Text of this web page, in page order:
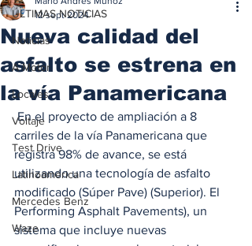
ÚLTIMAS NOTICIAS
Noticias
A Motor
Locales
Voltaje
Test Drive
Latinoamérica
Mercedes Benz
Waze
Nueva calidad del
asfalto se estrena en
la vía Panamericana
12 sept 2024
En el proyecto de ampliación a 8
carriles de la vía Panamericana que
registra 98% de avance, se está
utilizando una tecnología de asfalto
modificado (Súper Pave) (Superior). El
Performing Asphalt Pavements), un
sistema que incluye nuevas